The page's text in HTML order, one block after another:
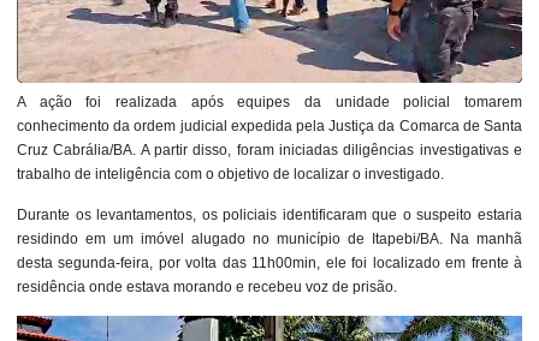
A ação foi realizada após equipes da unidade policial tomarem
conhecimento da ordem judicial expedida pela Justiça da Comarca de Santa
Cruz Cabrália/BA. A partir disso, foram iniciadas diligências investigativas e
trabalho de inteligência com o objetivo de localizar o investigado.
Durante os levantamentos, os policiais identificaram que o suspeito estaria
residindo em um imóvel alugado no município de Itapebi/BA. Na manhã
desta segunda-feira, por volta das 11h00min, ele foi localizado em frente à
residência onde estava morando e recebeu voz de prisão.